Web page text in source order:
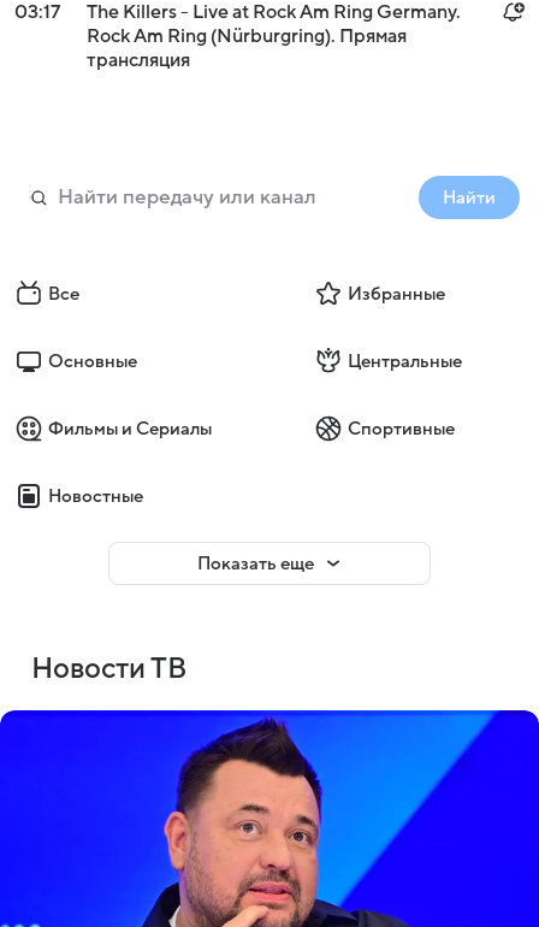
03:17
The Killers - Live at Rock Am Ring Germany.
Rock Am Ring (Nürburgring). Прямая
трансляция
Найти
Все Избранные
Основные Центральные
Фильмы и Сериалы Спортивные
Новостные
Показать еще
Новости ТВ